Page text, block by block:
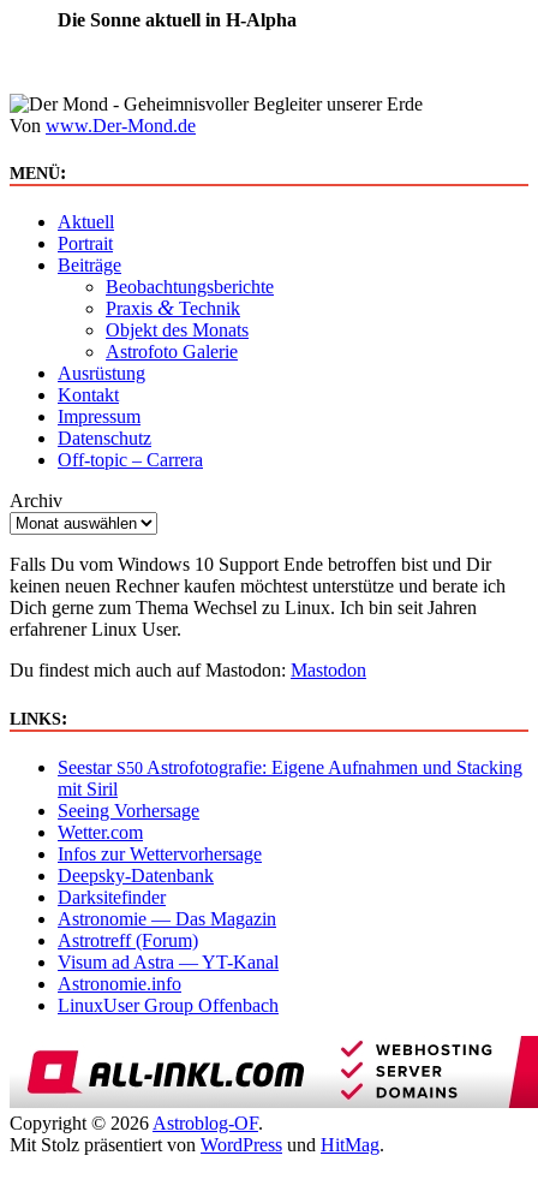
Die Sonne aktuell in H-Alpha
Von www.Der-Mond.de
MENÜ:
Aktuell
Portrait
Beiträge
Beobachtungsberichte
Praxis & Technik
Objekt des Monats
Astrofoto Galerie
Ausrüstung
Kontakt
Impressum
Datenschutz
Off-topic – Carrera
Archiv
Falls Du vom Windows 10 Support Ende betroffen bist und Dir
keinen neuen Rechner kaufen möchtest unterstütze und berate ich
Dich gerne zum Thema Wechsel zu Linux. Ich bin seit Jahren
erfahrener Linux User.
Du findest mich auch auf Mastodon: Mastodon
LINKS:
Seestar S50 Astrofotografie: Eigene Aufnahmen und Stacking
mit Siril
Seeing Vorhersage
Wetter.com
Infos zur Wettervorhersage
Deepsky-Datenbank
Darksitefinder
Astronomie — Das Magazin
Astrotreff (Forum)
Visum ad Astra — YT-Kanal
Astronomie.info
LinuxUser Group Offenbach
Copyright © 2026 Astroblog-OF.
Mit Stolz präsentiert von WordPress und HitMag.